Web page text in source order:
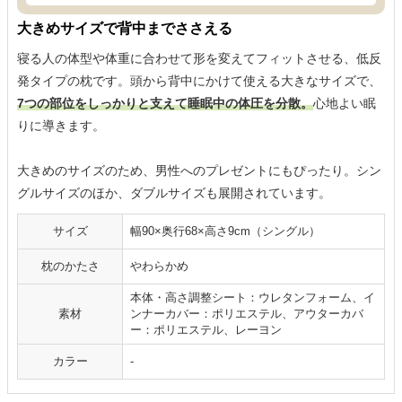
大きめサイズで背中までささえる
寝る人の体型や体重に合わせて形を変えてフィットさせる、低反
発タイプの枕です。頭から背中にかけて使える大きなサイズで、
7つの部位をしっかりと支えて睡眠中の体圧を分散。心地よい眠
りに導きます。
大きめのサイズのため、男性へのプレゼントにもぴったり。シン
グルサイズのほか、ダブルサイズも展開されています。
サイズ 幅90×奥行68×高さ9cm（シングル）
枕のかたさ やわらかめ
素材
本体・高さ調整シート：ウレタンフォーム、イ
ンナーカバー：ポリエステル、アウターカバ
ー：ポリエステル、レーヨン
カラー -